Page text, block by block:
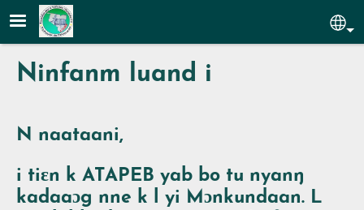
Aller au contenu principal
Ninfanm luand i
N naataani,
i tiɛn k ATAPEB yab bo tu nyanŋ
kadaaɔg nne k l yi Mɔnkundaan. L